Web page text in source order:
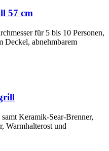
57 cm
für 5 bis 10 Personen,
Deckel, abnehmbarem
Keramik-Sear-Brenner,
Warmhalterost und